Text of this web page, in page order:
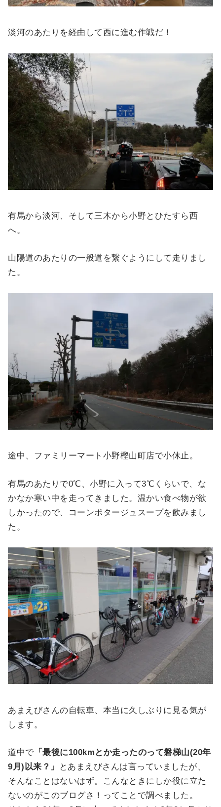
淡河のあたりを経由して西に進む作戦だ！
有馬から淡河、そして三木から小野とひたすら西
へ。
山陽道のあたりの一般道を繋ぐようにして走りまし
た。
途中、ファミリーマート小野樫山町店で小休止。
有馬のあたりで0℃、小野に入って3℃くらいで、な
かなか寒い中を走ってきました。温かい食べ物が欲
しかったので、コーンポタージュスープを飲みまし
た。
あまえびさんの自転車、本当に久しぶりに見る気が
します。
道中で 「最後に100kmとか走ったのって磐梯山(20年
9月)以来？」
とあまえびさんは言っていましたが、
そんなことはないはず。こんなときにしか役に立た
ないのがこのブログさ！ってことで調べました。